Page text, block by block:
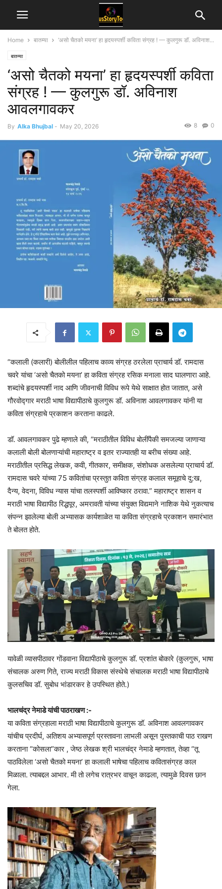
Home बातम्या ‘असो चैतको मयना’ हा हृदयस्पर्शी कविता संग्रह ! — कुलगुरू डॉ. अविनाश...
बातम्या
‘असो चैतको मयना’ हा हृदयस्पर्शी कविता
संग्रह ! — कुलगुरू डॉ. अविनाश
आवलगावकर
By Alka Bhujbal - May 20, 2026 0
8
“कलाली (कलारी) बोलीलील पहिलाच काव्य संग्रह ठरलेला प्राचार्य डॉ. रामदास
चवरे यांचा ‘असो चैतको मयना’ हा कविता संग्रह रसिक मनाला साद घालणारा आहे.
शब्दांचे हृदयस्पर्शी नाद आणि जीवनाची विविध रूपे येथे साक्षात होत जातात, असे
गौरवोद्गार मराठी भाषा विद्यापीठाचे कुलगुरू डॉ. अविनाश आवलगावकर यांनी या
कविता संग्रहाचे प्रकाशन करताना काढले.
डॉ. आवलगावकर पुढे म्हणाले की, “मराठीतील विविध बोलींपैकी समजल्या जाणाऱ्या
कलाली बोली बोलणाऱ्यांची महाराष्ट्र व इतर राज्यातही या बरीच संख्या आहे.
मराठीतील प्रसिद्ध लेखक, कवी, गीतकार, समीक्षक, संशोधक असलेल्या प्राचार्य डॉ.
रामदास चवरे यांच्या 75 कवितांचा प्रस्तुत कविता संग्रह कलाल समूहाचे दु:ख,
दैन्य, वेदना, विविध न्यास यांचा तलस्पर्शी आविष्कार ठरावा.” महाराष्ट्र शासन व
मराठी भाषा विद्यापीठ रिद्धपूर, अमरावती यांच्या संयुक्त विद्यमाने नाशिक येथे नुकत्याच
संपन्न झालेल्या बोली अभ्यासक कार्यशाळेत या कविता संग्रहाचे प्रकाशन समारंभात
ते बोलत होते.
यावेळी व्यासपीठावर गोंडवाना विद्यापीठाचे कुलगुरू डॉ. प्रशांत बोकारे (कुलगुरू, भाषा
संचालक अरुण गिते, राज्य मराठी विकास संस्थेचे संचालक मराठी भाषा विद्यापीठाचे
कुलसचिव डॉ. सुबोध भांडारकर हे उपस्थित होते.)
भालचंद्र नेमाडे यांची पाठराखण :-
या कविता संग्रहाला मराठी भाषा विद्यापीठाचे कुलगुरू डॉ. अविनाश आवलगावकर
यांचीच प्रदीर्घ, अतिशय अभ्यासपूर्ण प्रस्तावना लाभली असून पुस्तकाची पाठ राखण
करताना “कोसला”कार , जेष्ठ लेखक श्री भालचंद्र नेमाडे म्हणतात, तेव्हा “तू
पाठविलेला ‘असो चैतको मयना’ हा कलाली भाषेचा पहिलाच कवितासंग्रह काल
मिळाला. त्याबद्दल आभार. मी तो लगेच रात्रभर वाचून काढला, त्यामुळे दिवस छान
गेला.